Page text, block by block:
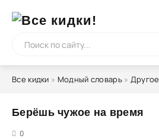
Все кидки » Модный словарь» Другое
Берёшь чужое на время
0